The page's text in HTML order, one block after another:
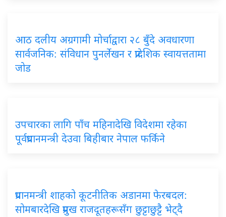
आठ दलीय अग्रगामी मोर्चाद्वारा २८ बुँदे अवधारणा
सार्वजनिक: संविधान पुनर्लेखन र प्रादेशिक स्वायत्ततामा
जोड
उपचारका लागि पाँच महिनादेखि विदेशमा रहेका
पूर्वप्रधानमन्त्री देउवा बिहीबार नेपाल फर्किने
प्रधानमन्त्री शाहको कूटनीतिक अडानमा फेरबदल:
सोमबारदेखि प्रमुख राजदूतहरूसँग छुट्टाछुट्टै भेट्दै